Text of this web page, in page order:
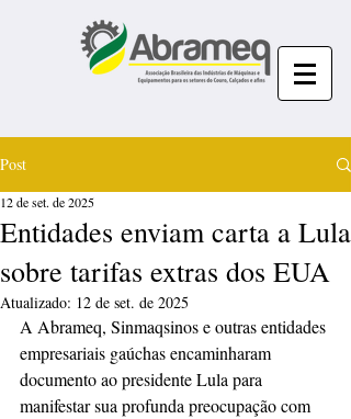
Post
Entidades enviam carta a Lula
sobre tarifas extras dos EUA
12 de set. de 2025
Atualizado: 12 de set. de 2025
A Abrameq, Sinmaqsinos e outras entidades
empresariais gaúchas encaminharam
documento ao presidente Lula para
manifestar sua profunda preocupação com